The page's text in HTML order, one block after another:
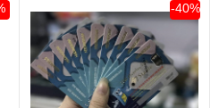
-40%